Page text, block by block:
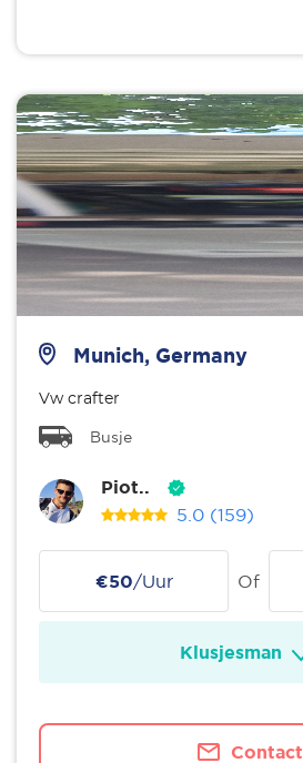
Munich, Germany
Vw crafter
Busje
Piot..
5.0 (159)
€50/Uur Of
Klusjesman
Contact